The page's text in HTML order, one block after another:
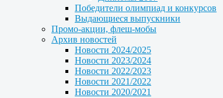
Победители олимпиад и конкурсов
Выдающиеся выпускники
Промо-акции, флеш-мобы
Архив новостей
Новости 2024/2025
Новости 2023/2024
Новости 2022/2023
Новости 2021/2022
Новости 2020/2021